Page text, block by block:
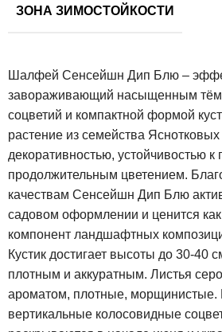
ЗОНА ЗИМОСТОЙКОСТИ
Шалфей Сенсейшн Дип Блю –
завораживающий насыщенным
соцветий и компактной формой
растение из семейства
декоративностью, устойчивостью
продолжительным цветением.
качествам Сенсейшн Дип Блю
садовом оформлении и ценится
компонент ландшафтных
Кустик достигает высоты до 30-40
плотным и аккуратным. Листья
ароматом, плотные, морщинистые.
вертикальные колосовидные